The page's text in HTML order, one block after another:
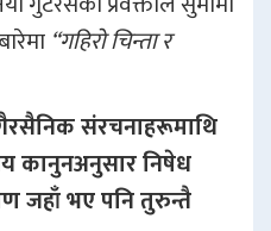
“गहिरो चिन्ता र
संरचनाहरूमाथि
कानुनअनुसार निषेध
जहाँ भए पनि तुरुन्तै